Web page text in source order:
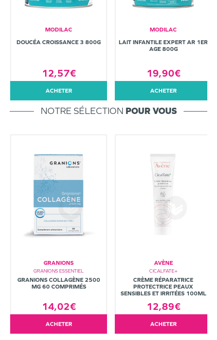
MODILAC
DOUCÉA CROISSANCE 3 800G
12,57€
ACHETER
MODILAC
LAIT INFANTILE EXPERT AR 1ER
AGE 800G
19,90€
ACHETER
NOTRE SÉLECTION POUR VOUS
GRANIONS
GRANIONS ESSENTIEL
GRANIONS COLLAGÈNE 2500
MG 60 COMPRIMÉS
14,02€
ACHETER
AVÈNE
CICALFATE+
CRÈME RÉPARATRICE
PROTECTRICE PEAUX
SENSIBLES ET IRRITÉES 100ML
12,89€
ACHETER